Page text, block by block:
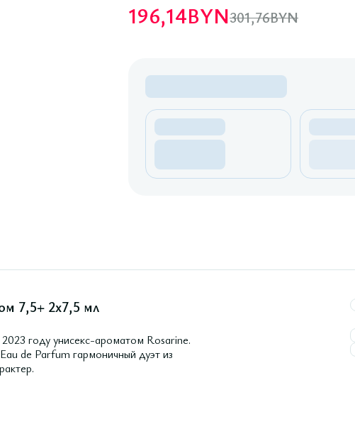
196,14BYN301,76BYN
7,5+ 2х7,5 мл
году унисекс-ароматом Rosarine.
de Parfum гармоничный дуэт из